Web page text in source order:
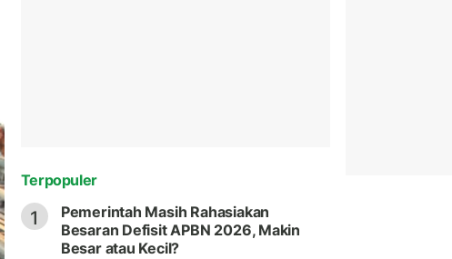
Terpopuler
1
Pemerintah Masih Rahasiakan
Besaran Defisit APBN 2026, Makin
Besar atau Kecil?